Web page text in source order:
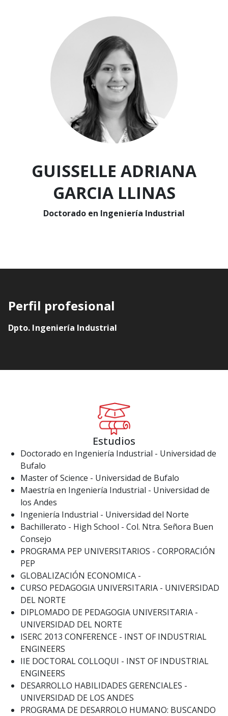
GUISSELLE ADRIANA
GARCIA LLINAS
Doctorado en Ingeniería Industrial
Perfil profesional
Dpto. Ingeniería Industrial
Estudios
Doctorado en Ingeniería Industrial - Universidad de
Bufalo
Master of Science - Universidad de Bufalo
Maestría en Ingeniería Industrial - Universidad de
los Andes
Ingeniería Industrial - Universidad del Norte
Bachillerato - High School - Col. Ntra. Señora Buen
Consejo
PROGRAMA PEP UNIVERSITARIOS - CORPORACIÓN
PEP
GLOBALIZACIÓN ECONOMICA -
CURSO PEDAGOGIA UNIVERSITARIA - UNIVERSIDAD
DEL NORTE
DIPLOMADO DE PEDAGOGIA UNIVERSITARIA -
UNIVERSIDAD DEL NORTE
ISERC 2013 CONFERENCE - INST OF INDUSTRIAL
ENGINEERS
IIE DOCTORAL COLLOQUI - INST OF INDUSTRIAL
ENGINEERS
DESARROLLO HABILIDADES GERENCIALES -
UNIVERSIDAD DE LOS ANDES
PROGRAMA DE DESARROLO HUMANO: BUSCANDO